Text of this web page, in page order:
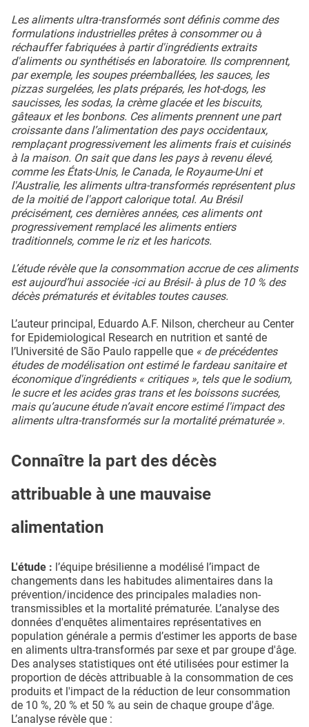
Les aliments ultra-transformés sont définis comme des
formulations industrielles prêtes à consommer ou à
réchauffer fabriquées à partir d'ingrédients extraits
d'aliments ou synthétisés en laboratoire. Ils comprennent,
par exemple, les soupes préemballées, les sauces, les
pizzas surgelées, les plats préparés, les hot-dogs, les
saucisses, les sodas, la crème glacée et les biscuits,
gâteaux et les bonbons. Ces aliments prennent une part
croissante dans l’alimentation des pays occidentaux,
remplaçant progressivement les aliments frais et cuisinés
à la maison. On sait que dans les pays à revenu élevé,
comme les États-Unis, le Canada, le Royaume-Uni et
l'Australie, les aliments ultra-transformés représentent plus
de la moitié de l'apport calorique total. Au Brésil
précisément, ces dernières années, ces aliments ont
progressivement remplacé les aliments entiers
traditionnels, comme le riz et les haricots.
L’étude révèle que la consommation accrue de ces aliments
est aujourd’hui associée -ici au Brésil- à plus de 10 % des
décès prématurés et évitables toutes causes.
L’auteur principal, Eduardo A.F. Nilson, chercheur au Center
for Epidemiological Research en nutrition et santé de
l’Université de São Paulo rappelle que « de précédentes
études de modélisation ont estimé le fardeau sanitaire et
économique d'ingrédients « critiques », tels que le sodium,
le sucre et les acides gras trans et les boissons sucrées,
mais qu’aucune étude n’avait encore estimé l'impact des
aliments ultra-transformés sur la mortalité prématurée ».
Connaître la part des décès
attribuable à une mauvaise
alimentation
L'étude : l’équipe brésilienne a modélisé l’impact de
changements dans les habitudes alimentaires dans la
prévention/incidence des principales maladies non-
transmissibles et la mortalité prématurée. L’analyse des
données d'enquêtes alimentaires représentatives en
population générale a permis d’estimer les apports de base
en aliments ultra-transformés par sexe et par groupe d'âge.
Des analyses statistiques ont été utilisées pour estimer la
proportion de décès attribuable à la consommation de ces
produits et l'impact de la réduction de leur consommation
de 10 %, 20 % et 50 % au sein de chaque groupe d'âge.
L’analyse révèle que :